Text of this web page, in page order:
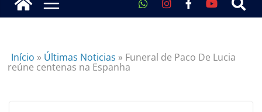
Início » Últimas Noticias » Funeral de Paco De Lucia
reúne centenas na Espanha